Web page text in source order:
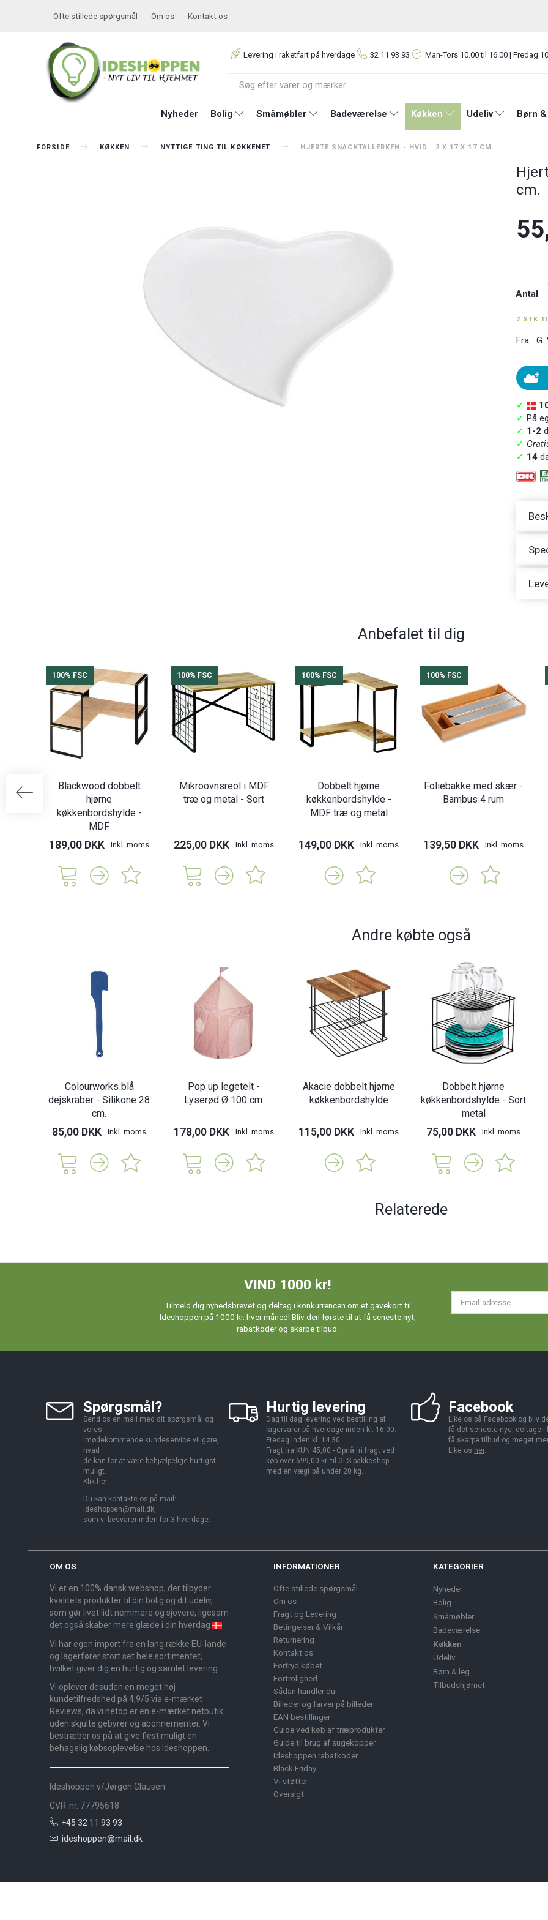
Ofte stillede spørgsmål Om os Kontakt os
Levering i raketfart på hverdage 32 11 93 93 Man-Tors 10.00 til 16.00 | Fredag
Nyheder Bolig Småmøbler Badeværelse Køkken Udeliv Børn
FORSIDE KØKKEN NYTTIGE TING TIL KØKKENET HJERTE SNACKTALLERKEN - HVID | 2 X 17 X 17 CM.
cm.
Antal
2 STK
Fra: G.
✓
✓ På
✓ 1-2
✓
✓ 14
Anbefalet til dig
100% FSC
Blackwood dobbelt
hjørne
køkkenbordshylde -
MDF
189,00 DKK Inkl. moms
100% FSC
Mikroovnsreol i MDF
træ og metal - Sort
225,00 DKK Inkl. moms
100% FSC
Dobbelt hjørne
køkkenbordshylde -
MDF træ og metal
149,00 DKK Inkl. moms
100% FSC
Foliebakke med skær -
Bambus 4 rum
139,50 DKK Inkl. moms
Andre købte også
Colourworks blå
dejskraber - Silikone 28
cm.
85,00 DKK Inkl. moms
Pop up legetelt -
Lyserød Ø 100 cm.
178,00 DKK Inkl. moms
Akacie dobbelt hjørne
køkkenbordshylde
115,00 DKK Inkl. moms
Dobbelt hjørne
køkkenbordshylde - Sort
metal
75,00 DKK Inkl. moms
Relaterede
VIND 1000 kr!
Tilmeld dig nyhedsbrevet og deltag i konkurrencen om et gavekort til
Ideshoppen på 1000 kr. hver måned! Bliv den første til at få seneste nyt,
rabatkoder og skarpe tilbud.
Spørgsmål?
Send os en mail med dit spørgsmål og
vores
imødekommende kundeservice vil gøre,
hvad
de kan for at være behjælpelige hurtigst
muligt.
Klik her.
Du kan kontakte os på mail:
ideshoppen@mail.dk,
som vi besvarer inden for 3 hverdage.
Hurtig levering
Dag til dag levering ved bestilling af
lagervarer på hverdage inden kl. 16.00.
Fredag inden kl. 14.30.
Fragt fra KUN 45,00 - Opnå fri fragt ved
køb over 699,00 kr. til GLS pakkeshop
med en vægt på under 20 kg.
Facebook
Like os på Facebook og bliv
få det seneste nye, deltage i
få skarpe tilbud og meget
Like os her.
OM OS
Vi er en 100% dansk webshop, der tilbyder
kvalitets produkter til din bolig og dit udeliv,
som gør livet lidt nemmere og sjovere, ligesom
det også skaber mere glæde i din hverdag
Vi har egen import fra en lang række EU-lande
og lagerfører stort set hele sortimentet,
hvilket giver dig en hurtig og samlet levering.
Vi oplever desuden en meget høj
kundetilfredshed på 4,9/5 via e-mærket
Reviews, da vi netop er en e-mærket netbutik
uden skjulte gebyrer og abonnementer. Vi
bestræber os på at give flest muligt en
behagelig købsoplevelse hos Ideshoppen.
Ideshoppen v/Jørgen Clausen
CVR-nr. 77795618
+45 32 11 93 93
ideshoppen@mail.dk
INFORMATIONER
Ofte stillede spørgsmål
Om os
Fragt og Levering
Betingelser & Vilkår
Returnering
Kontakt os
Fortryd købet
Fortrolighed
Sådan handler du
Billeder og farver på billeder
EAN bestillinger
Guide ved køb af træprodukter
Guide til brug af sugekopper
Ideshoppen rabatkoder
Black Friday
Vi støtter
Oversigt
KATEGORIER
Nyheder
Bolig
Småmøbler
Badeværelse
Køkken
Udeliv
Børn & leg
Tilbudshjørnet